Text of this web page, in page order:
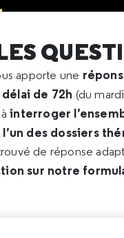
apporte une
délai de 72h (du
àinterroger
des dossiers
de réponse
sur notre